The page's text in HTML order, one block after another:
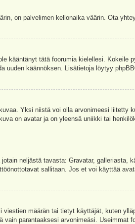
on palvelimen kellonaika väärin. Ota
kääntänyt tätä foorumia kielellesi. Kokeile
uuden käännöksen. Lisätietoja löytyy phpBB
Yksi niistä voi olla arvonimeesi liitetty
on avatar ja on yleensä uniikki tai
neljästä tavasta: Gravatar, galleriasta,
sallitaan. Jos et voi käyttää
määrän tai tietyt käyttäjät, kuten
parantaaksesi arvonimeäsi. Useimmat